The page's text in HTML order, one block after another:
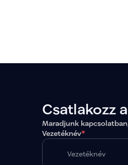
Csatlakozz
Maradjunk
Vezetéknév*